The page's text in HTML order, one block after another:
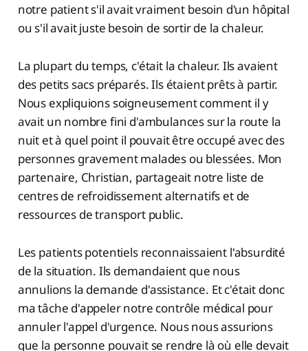
notre patient s'il avait vraiment besoin d'un hôpital
ou s'il avait juste besoin de sortir de la chaleur.
La plupart du temps, c'était la chaleur. Ils avaient
des petits sacs préparés. Ils étaient prêts à partir.
Nous expliquions soigneusement comment il y
avait un nombre fini d'ambulances sur la route la
nuit et à quel point il pouvait être occupé avec des
personnes gravement malades ou blessées. Mon
partenaire, Christian, partageait notre liste de
centres de refroidissement alternatifs et de
ressources de transport public.
Les patients potentiels reconnaissaient l'absurdité
de la situation. Ils demandaient que nous
annulions la demande d'assistance. Et c'était donc
ma tâche d'appeler notre contrôle médical pour
annuler l'appel d'urgence. Nous nous assurions
que la personne pouvait se rendre là où elle devait